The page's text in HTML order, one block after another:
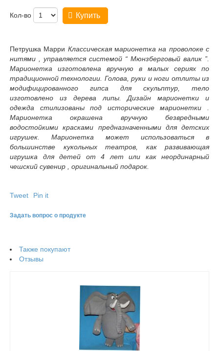
Кол-во Купить
Петрушка Марри Классическаямарионетка на проволоке с
нитями , управляется системой “ Мюнзберговый валик ”.
Марионетка изготовлена вручную в малых сериях по
традиционной технологии. Голова, руки и ноги отлиты из
модифицированного гипса для скульптур, тело
изготовлено из дерева липы. Дизайн марионетки и
одежда стилизованы под исторические марионетки .
Марионетка окрашена вручную безвредными
водостойкими красками предназначенными для детских
игрушек. Марионетка может использоваться в
большинстве кукольных театров, как развивающая
игрушка для детей от 4 лет или как неординарный
чешский сувенир , оригинальный подарок.
Tweet Pin it
Задать вопрос о продукте
Также покупают
Отзывы